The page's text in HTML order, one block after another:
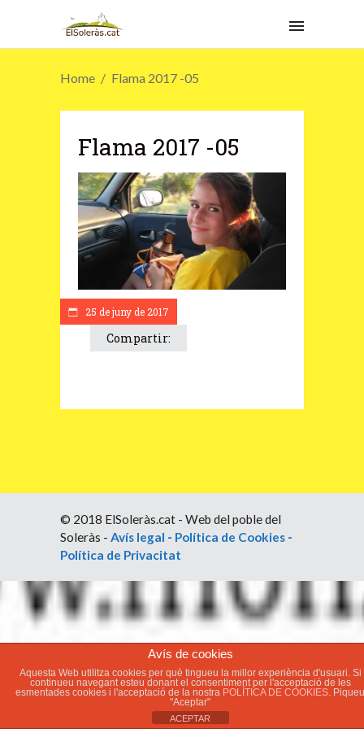
Home Flama 2017 -05
25 de juny de 2017
Flama 2017 -05
Compartir:
© 2018 ElSoleràs.cat - Web del poble del
Soleràs - Avís legal - Política de Cookies -
Política de Privacitat
Avís de cookies
Aquesta Web utilitza cookies per què tingueu la millor experiència d'usuari. Si
continueu navegant esteu donant el consentiment per l'acceptació de les
esmentades cookies i l'acceptació de la nostra POLÍTICA DE COOKIES. Piqueu
"Aceptar"
ACEPTAR